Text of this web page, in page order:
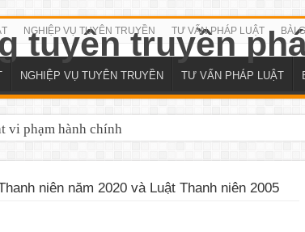
NGHIỆP VỤ TUYÊN TRUYỀN TƯ VẤN PHÁP LUẬT BÀI
NGHIỆP VỤ TUYÊN TRUYỀN TƯ VẤN PHÁP LUẬT
cận thông tin 2026
niên năm 2020 và Luật Thanh niên 2005